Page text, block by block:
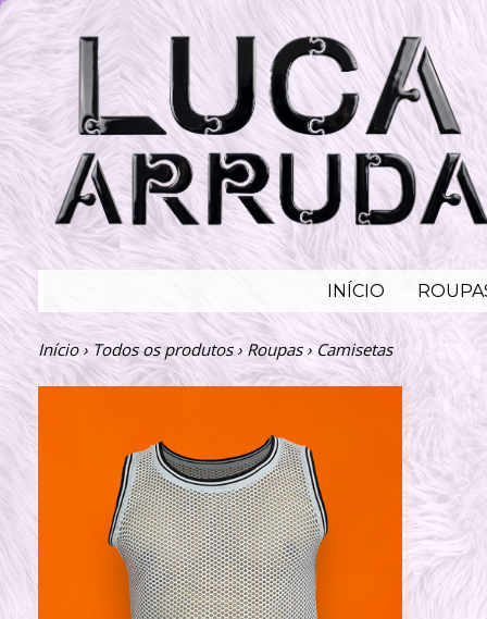
INÍCIO
Início › Todos os produtos › Roupas › Camisetas